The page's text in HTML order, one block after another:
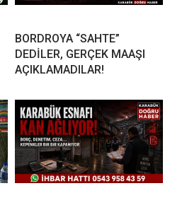
BORDROYA “SAHTE”
DEDİLER, GERÇEK MAAŞI
AÇIKLAMADILAR!